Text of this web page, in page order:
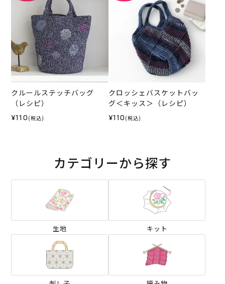
クルールステッチバッグ
（レシピ）
¥110 (税込)
クロッシェバスケットバッ
グ＜キッス＞（レシピ）
¥110 (税込)
カテゴリーから探す
生地 キット